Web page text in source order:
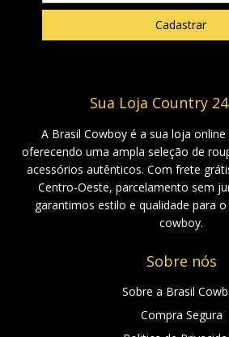
Sua Loja Country
A Brasil Cowboy é a sua loja
oferecendo uma ampla seleção de
acessórios autênticos. Com frete
Centro-Oeste, parcelamento sem
garantimos estilo e qualidade para
cowboy.
Sobre nós
Sobre a Brasil
Compra Segura